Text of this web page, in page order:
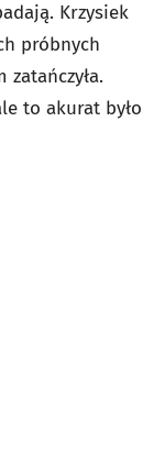
Krzysiek
próbnych
to akurat było